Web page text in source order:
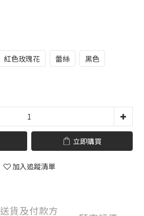
紅色玫瑰花 蕾絲
黑色
立即購買
加入追蹤清單
送貨及付款方